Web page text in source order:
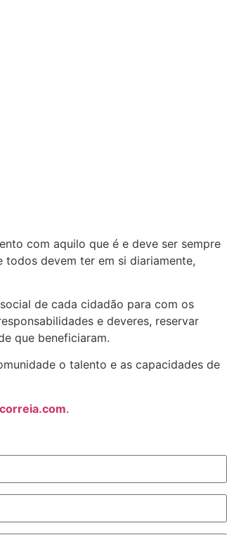
com aquilo que é e deve ser sempre
devem ter em si diariamente,
de cada cidadão para com os
e deveres, reservar
que beneficiaram.
o talento e as capacidades de
.